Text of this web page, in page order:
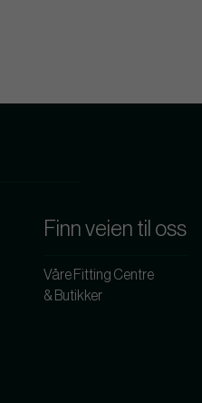
Finn veien til oss
Våre Fitting Centre
& Butikker